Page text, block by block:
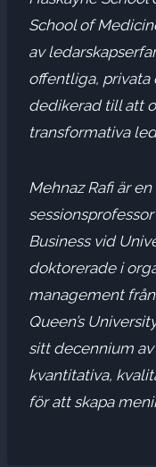
School of
av
offentliga, privata
dedikerad till att
transformativa
Mehnaz Rafiär en
Business vid
doktorerade i
management
Queen’s
sitt decennium
kvantitativa,
för att skapa